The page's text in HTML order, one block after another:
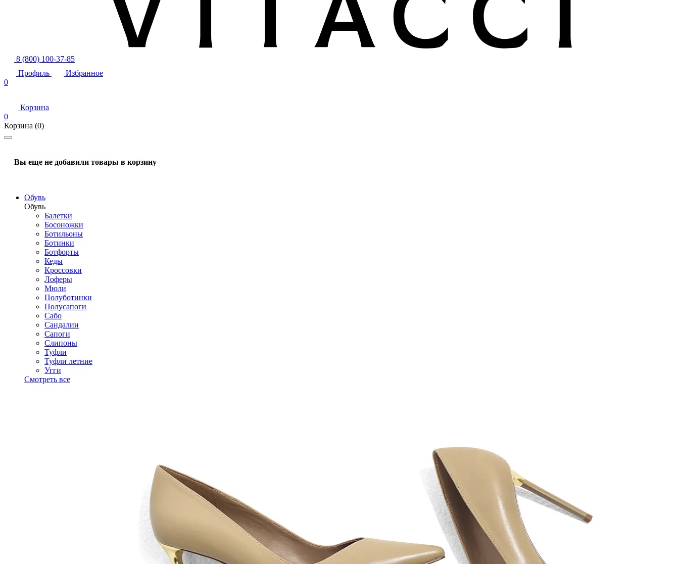
8 (800) 100-37-85
Профиль
Избранное
0
Корзина
0
Корзина (0)
Вы еще не добавили товары в корзину
Обувь
Обувь
Балетки
Босоножки
Ботильоны
Ботинки
Ботфорты
Кеды
Кроссовки
Лоферы
Мюли
Полуботинки
Полусапоги
Сабо
Сандалии
Сапоги
Слипоны
Туфли
Туфли летние
Угги
Смотреть все